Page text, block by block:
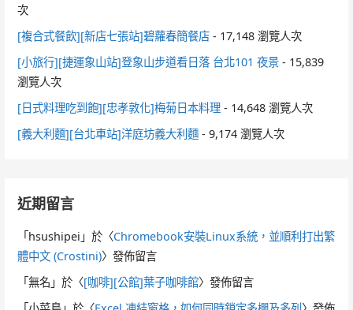
次
[複合式餐飲][新店七張站]碧蘿春簡餐店 - 17,148 瀏覽人次
[小旅行][捷運象山站]登象山步道看日落 台北101 夜景 - 15,839
瀏覽人次
[日式料理吃到飽][忠孝敦化]梅菊日本料理 - 14,648 瀏覽人次
[義大利麵][台北車站]洋庭坊義大利麵 - 9,174 瀏覽人次
近期留言
「 hsushipei 」於〈Chromebook安裝Linux系統，並順利打出繁
體中文 (Crostini)〉發佈留言
「無名 」於〈[咖啡][公館]葉子咖啡館〉發佈留言